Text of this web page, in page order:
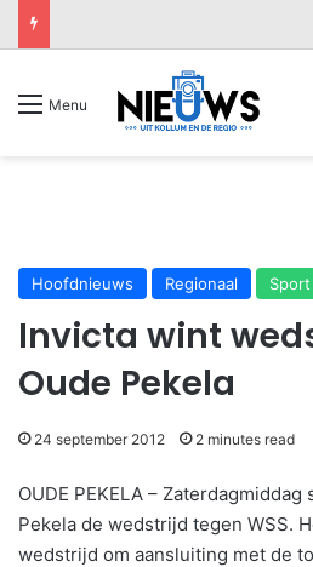
Menu
Hoofdnieuws Regionaal Sport
Invicta wint
Oude Pekela
24 september 2012 2 minutes read
OUDE PEKELA –
Pekela de wedstrijd tegen WSS.
wedstrijd om aansluiting met de